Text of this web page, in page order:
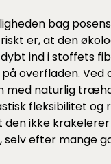
bag
er, at den
ind i stoffets
overfladen. Ved
med naturlig
fleksibilitet og
den ikke
selv efter mange